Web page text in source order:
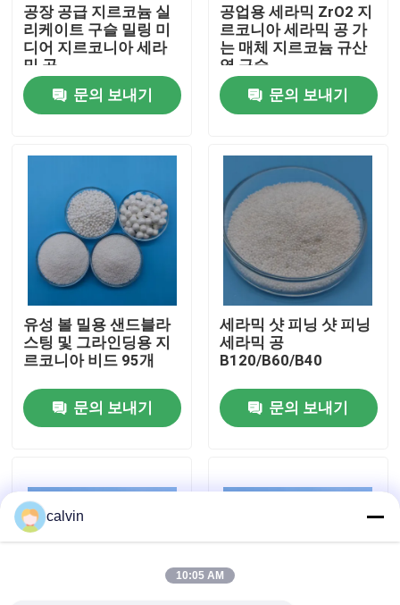
회사 소개
공장 투어
연락처
견적 요청
세라믹 비드 과부하 변형
공장 공급 지르코늄 실
리케이트 구슬 밀링 미
디어 지르코니아 세라
믹 공
문의 보내기
공업용 세라믹 ZrO2 지
르코니아 세라믹 공 가
는 매체 지르코늄 규산
염 구슬
문의 보내기
유성 볼 밀용 샌드블라
스팅 및 그라인딩용 지
르코니아 비드 95개
문의 보내기
세라믹 샷 피닝 샷 피닝
세라믹 공
B120/B60/B40
문의 보내기
calvin
10:05 AM